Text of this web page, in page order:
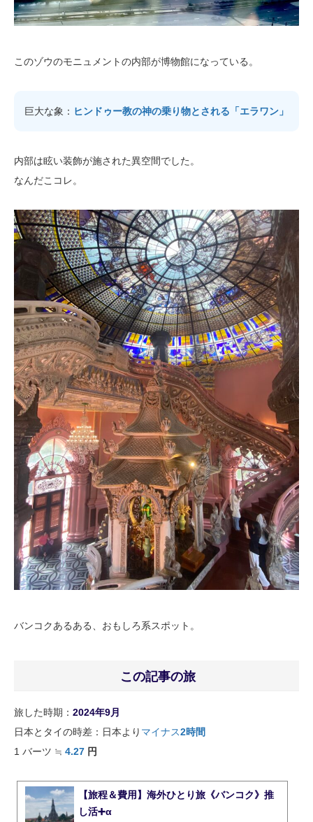
このゾウのモニュメントの内部が博物館になっている。
巨大な象： ヒンドゥー教の神の乗り物とされる「エラワン」
内部は眩い装飾が施された異空間でした。
なんだこコレ。
バンコクあるある、おもしろ系スポット。
この記事の旅
旅した時期： 2024年9月
日本とタイの時差：日本より マイナス2時間
1 バーツ ≒ 4.27 円
【旅程＆費用】海外ひとり旅《バンコク》推
し活➕α